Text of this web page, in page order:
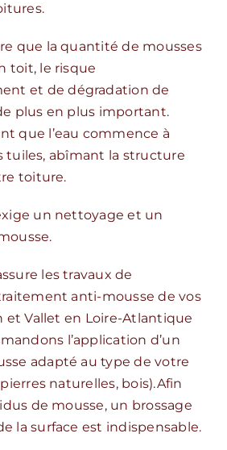
que la quantité de mousses
toit, le risque
et de dégradation de
plus en plus important.
que l’eau commence à
tuiles, abîmant la structure
toiture.
un nettoyage et un
les travaux de
anti-mousse de vos
et Vallet en Loire-Atlantique
l’application d’un
adapté au type de votre
naturelles, bois).Afin
de mousse, un brossage
la surface est indispensable.